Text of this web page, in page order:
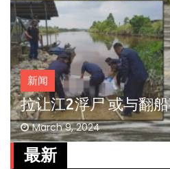
新闻
拉让江2浮尸 或与翻
March 9, 2024
最新